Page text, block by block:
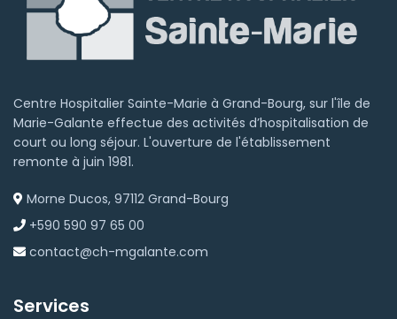
Centre Hospitalier Sainte-Marie à Grand-Bourg, sur l'île de
Marie-Galante effectue des activités d’hospitalisation de
court ou long séjour. L'ouverture de l'établissement
remonte à juin 1981.
Morne Ducos, 97112 Grand-Bourg
+590 590 97 65 00
contact@ch-mgalante.com
Services